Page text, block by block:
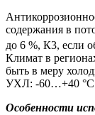
содержания в
до 6 %, К3, если
Климат в
быть в меру
УХЛ: -60…+40
Особенности